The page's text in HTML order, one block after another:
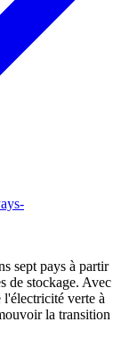
sept pays à partir
de stockage. Avec
verte à
la transition